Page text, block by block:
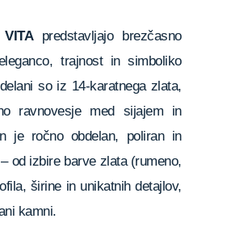
predstavljajo brezčasno
trajnost in simboliko
so iz 14-karatnega zlata,
ravnovesje med sijajem in
je ročno obdelan, poliran in
od izbire barve zlata (rumeno,
širine in unikatnih detajlov,
kamni.